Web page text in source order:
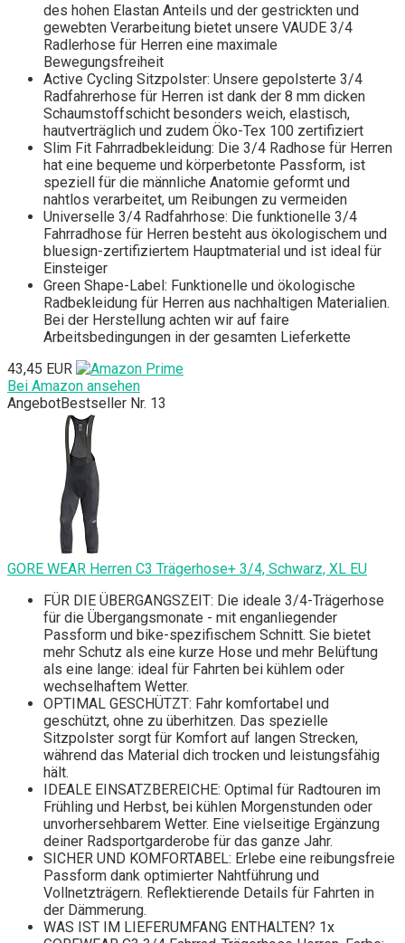
des hohen Elastan Anteils und der gestrickten und
gewebten Verarbeitung bietet unsere VAUDE 3/4
Radlerhose für Herren eine maximale
Bewegungsfreiheit
Active Cycling Sitzpolster: Unsere gepolsterte 3/4
Radfahrerhose für Herren ist dank der 8 mm dicken
Schaumstoffschicht besonders weich, elastisch,
hautverträglich und zudem Öko-Tex 100 zertifiziert
Slim Fit Fahrradbekleidung: Die 3/4 Radhose für Herren
hat eine bequeme und körperbetonte Passform, ist
speziell für die männliche Anatomie geformt und
nahtlos verarbeitet, um Reibungen zu vermeiden
Universelle 3/4 Radfahrhose: Die funktionelle 3/4
Fahrradhose für Herren besteht aus ökologischem und
bluesign-zertifiziertem Hauptmaterial und ist ideal für
Einsteiger
Green Shape-Label: Funktionelle und ökologische
Radbekleidung für Herren aus nachhaltigen Materialien.
Bei der Herstellung achten wir auf faire
Arbeitsbedingungen in der gesamten Lieferkette
43,45 EUR
Bei Amazon ansehen
AngebotBestseller Nr. 13
GORE WEAR Herren C3 Trägerhose+ 3/4, Schwarz, XL EU
FÜR DIE ÜBERGANGSZEIT: Die ideale 3/4-Trägerhose
für die Übergangsmonate - mit enganliegender
Passform und bike-spezifischem Schnitt. Sie bietet
mehr Schutz als eine kurze Hose und mehr Belüftung
als eine lange: ideal für Fahrten bei kühlem oder
wechselhaftem Wetter.
OPTIMAL GESCHÜTZT: Fahr komfortabel und
geschützt, ohne zu überhitzen. Das spezielle
Sitzpolster sorgt für Komfort auf langen Strecken,
während das Material dich trocken und leistungsfähig
hält.
IDEALE EINSATZBEREICHE: Optimal für Radtouren im
Frühling und Herbst, bei kühlen Morgenstunden oder
unvorhersehbarem Wetter. Eine vielseitige Ergänzung
deiner Radsportgarderobe für das ganze Jahr.
SICHER UND KOMFORTABEL: Erlebe eine reibungsfreie
Passform dank optimierter Nahtführung und
Vollnetzträgern. Reflektierende Details für Fahrten in
der Dämmerung.
WAS IST IM LIEFERUMFANG ENTHALTEN? 1x